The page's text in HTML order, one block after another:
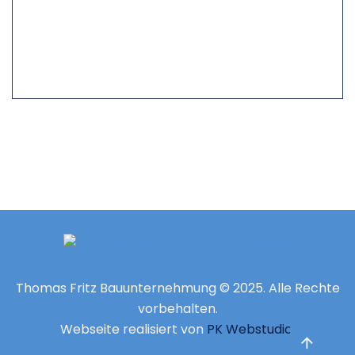
Thomas Fritz Bauunternehmung © 2025. Alle Rechte
vorbehalten.
Webseite realisiert von PK Webstudio.